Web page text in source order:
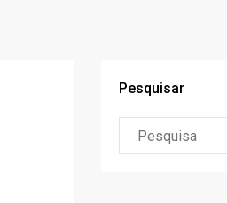
Pesquisar